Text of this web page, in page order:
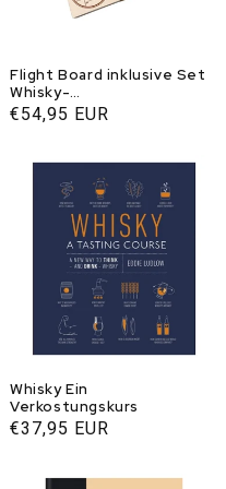
Flight Board inklusive Set
Whisky-
Registrierungskarten - 33
Books USA
Normaler
€54,95 EUR
Whisky Ein
Verkostungskurs
Normaler
€37,95 EUR